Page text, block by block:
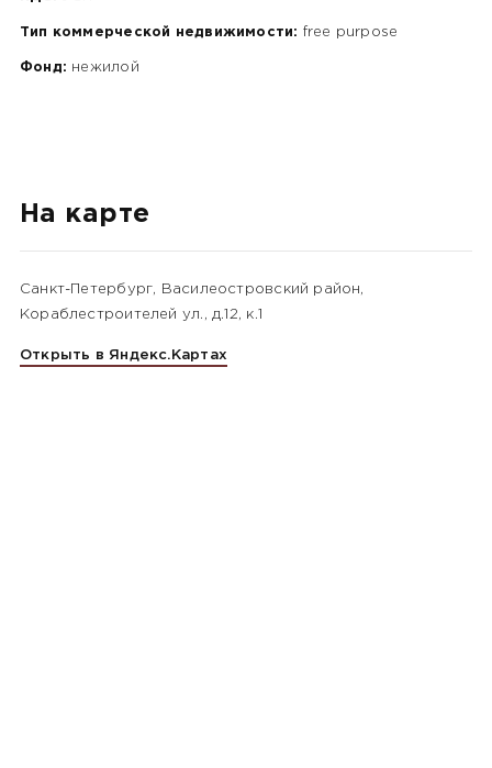
Тип коммерческой недвижимости: free purpose
Фонд: нежилой
На карте
Санкт-Петербург, Василеостровский район,
Кораблестроителей ул., д.12, к.1
Открыть в Яндекс.Картах